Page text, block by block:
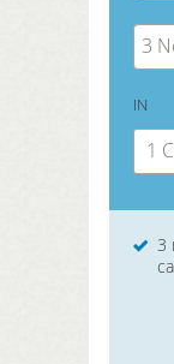
3
IN
1
3